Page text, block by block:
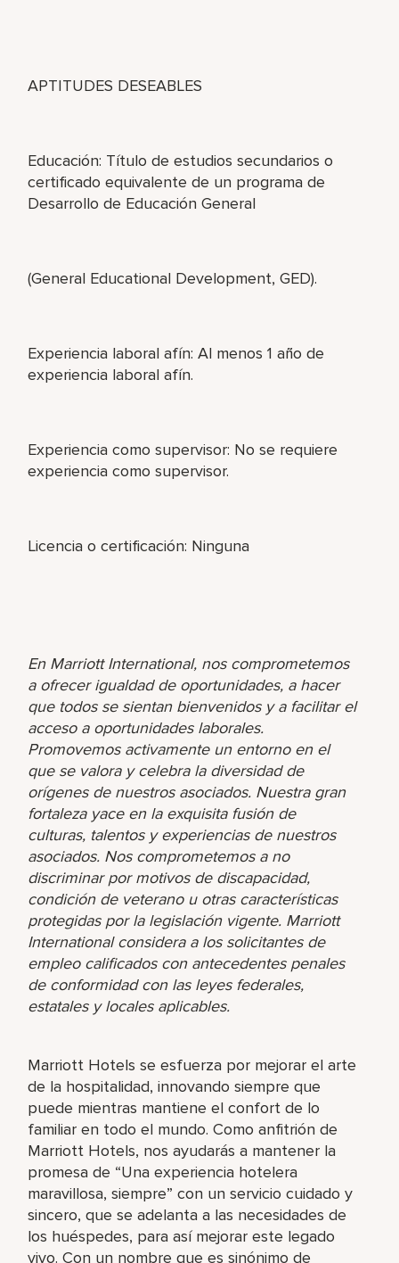
APTITUDES DESEABLES
Educación: Título de estudios secundarios o
certificado equivalente de un programa de
Desarrollo de Educación General
(General Educational Development, GED).
Experiencia laboral afín: Al menos 1 año de
experiencia laboral afín.
Experiencia como supervisor: No se requiere
experiencia como supervisor.
Licencia o certificación: Ninguna
En Marriott International, nos comprometemos
a ofrecer igualdad de oportunidades, a hacer
que todos se sientan bienvenidos y a facilitar el
acceso a oportunidades laborales.
Promovemos activamente un entorno en el
que se valora y celebra la diversidad de
orígenes de nuestros asociados. Nuestra gran
fortaleza yace en la exquisita fusión de
culturas, talentos y experiencias de nuestros
asociados. Nos comprometemos a no
discriminar por motivos de discapacidad,
condición de veterano u otras características
protegidas por la legislación vigente. Marriott
International considera a los solicitantes de
empleo calificados con antecedentes penales
de conformidad con las leyes federales,
estatales y locales aplicables.
Marriott Hotels se esfuerza por mejorar el arte
de la hospitalidad, innovando siempre que
puede mientras mantiene el confort de lo
familiar en todo el mundo. Como anfitrión de
Marriott Hotels, nos ayudarás a mantener la
promesa de “Una experiencia hotelera
maravillosa, siempre” con un servicio cuidado y
sincero, que se adelanta a las necesidades de
los huéspedes, para así mejorar este legado
vivo. Con un nombre que es sinónimo de